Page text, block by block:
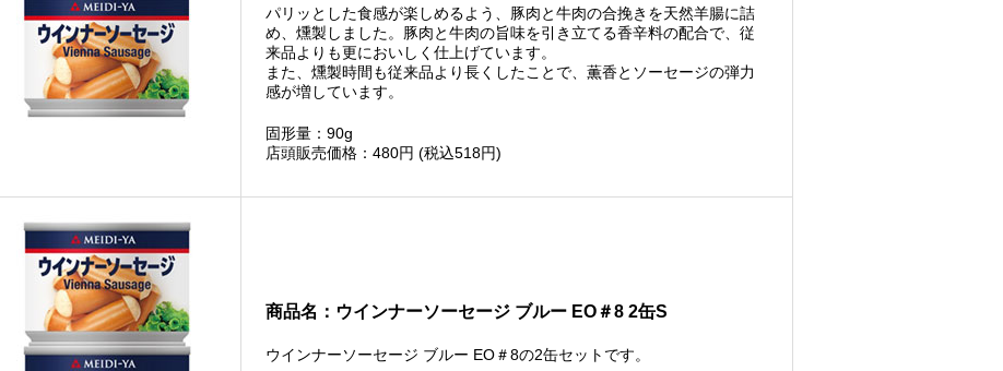
パリッとした食感が楽しめるよう、豚肉と牛肉の合挽きを天然羊腸に詰
め、燻製しました。豚肉と牛肉の旨味を引き立てる香辛料の配合で、従
来品よりも更においしく仕上げています。
また、燻製時間も従来品より長くしたことで、薫香とソーセージの弾力
感が増しています。
固形量：90g
店頭販売価格：480円 (税込518円)
商品名：ウインナーソーセージ ブルー EO＃8 2缶S
ウインナーソーセージ ブルー EO＃8の2缶セットです。